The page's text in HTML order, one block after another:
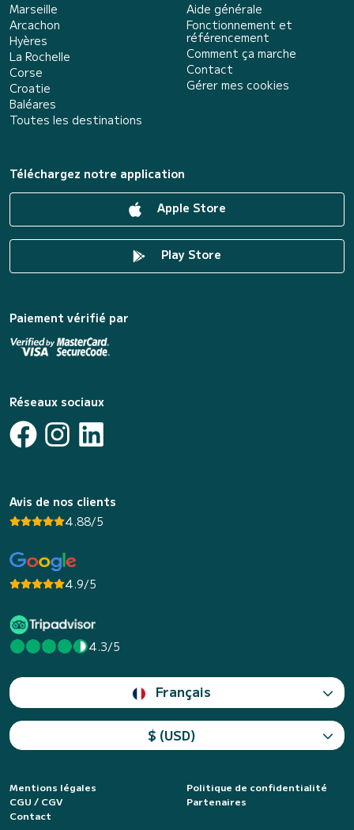
Marseille
Arcachon
Hyères
La Rochelle
Corse
Croatie
Baléares
Toutes les destinations
Aide générale
Fonctionnement et
référencement
Comment ça marche
Contact
Gérer mes cookies
Téléchargez notre application
Apple Store
Play Store
Paiement vérifié par
Réseaux sociaux
Avis de nos clients
4.88/5
4.9/5
4.3/5
Français
$ (USD)
Mentions légales
Politique de confidentialité
CGU / CGV
Partenaires
Contact